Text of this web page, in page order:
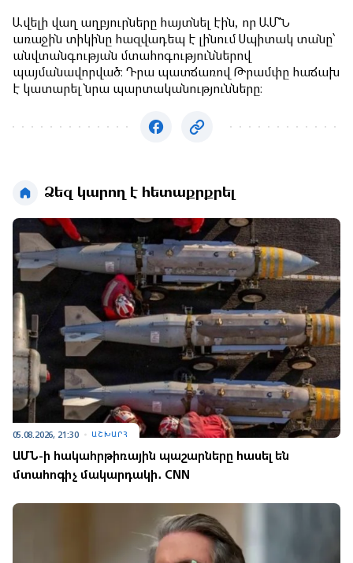
Ավելի վաղ աղբյուրները հայտնել էին, որ ԱՄՆ
առաջին տիկինը հազվադեպ է լինում Սպիտակ տանը՝
անվտանգության մտահոգություններով
պայմանավորված։ Դրա պատճառով Թրամփը հաճախ
է կատարել նրա պարտականությունները։
Ձեզ կարող է հետաքրքրել
05.08.2026, 21:30 ԱՇԽԱՐՀ
ԱՄՆ-ի հակահրթիռային պաշարները հասել են
մտահոգիչ մակարդակի․ CNN